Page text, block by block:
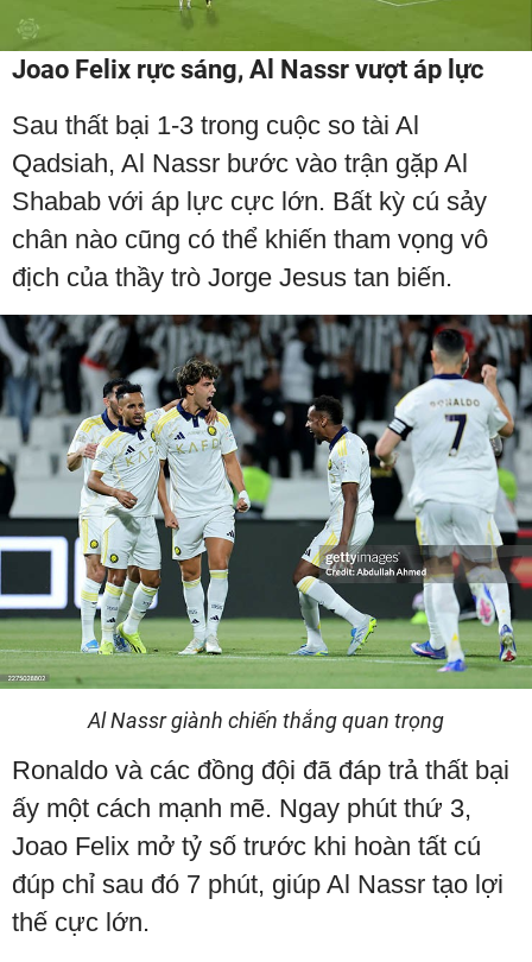
Video
Joao Felix rực sáng, Al Nassr vượt áp lực
Sau thất bại 1-3 trong cuộc so tài Al
Qadsiah, Al Nassr bước vào trận gặp Al
Shabab với áp lực cực lớn. Bất kỳ cú sảy
chân nào cũng có thể khiến tham vọng vô
địch của thầy trò Jorge Jesus tan biến.
Al Nassr giành chiến thắng quan trọng
Ronaldo và các đồng đội đã đáp trả thất bại
ấy một cách mạnh mẽ. Ngay phút thứ 3,
Joao Felix mở tỷ số trước khi hoàn tất cú
đúp chỉ sau đó 7 phút, giúp Al Nassr tạo lợi
thế cực lớn.